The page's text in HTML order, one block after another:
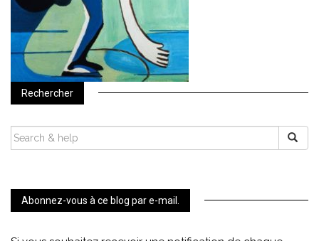
Rechercher
SEARCH
FOR:
Abonnez-vous à ce blog par e-mail.